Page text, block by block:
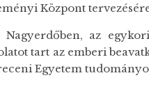
Központ
az
tart az emberi
Egyetem